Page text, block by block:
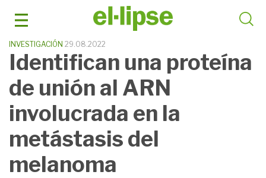
INVESTIGACIÓN 29.08.2022
Identifican una proteína
de unión al ARN
involucrada en la
metástasis del
melanoma